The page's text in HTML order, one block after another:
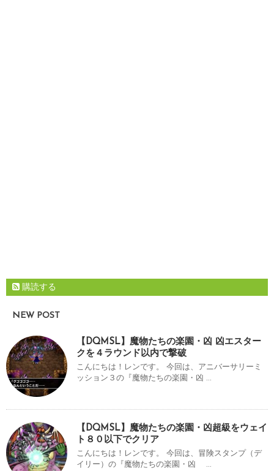
購読する
NEW POST
【DQMSL】魔物たちの楽園・凶 凶エスター
クを４ラウンド以内で撃破
こんにちは！レンです。 今回は、アニバーサリーミ
ッション３の『魔物たちの楽園・凶 ...
【DQMSL】魔物たちの楽園・凶超級をウェイ
ト８０以下でクリア
こんにちは！レンです。 今回は、冒険スタンプ（デ
イリー）の『魔物たちの楽園・凶 ...